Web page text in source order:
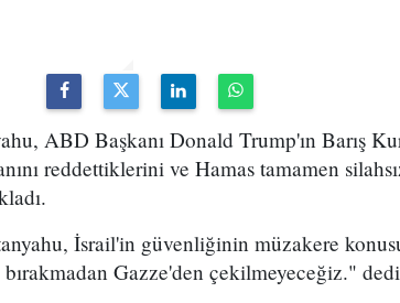
ABD Başkanı Donald Trump'ın Barış
reddettiklerini ve Hamas tamamen
İsrail'in güvenliğinin müzakere
Gazze'den çekilmeyeceğiz."